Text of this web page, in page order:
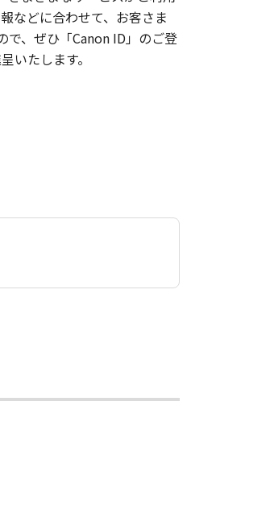
などに合わせて、お客さま
で、ぜひ「Canon ID」のご登
いたします。